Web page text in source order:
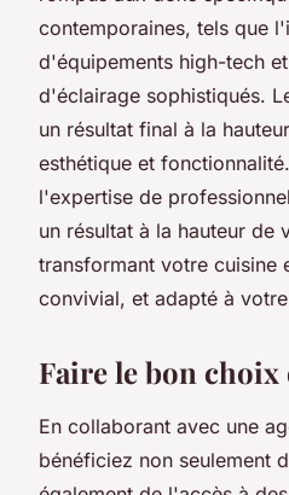
contemporaines, tels que
d'équipements high-tech
d'éclairage sophistiqués.
un résultat final à la
esthétique et
l'expertise de
un résultat à la hauteur de
transformant votre cuisine
convivial, et adapté à
Faire le bon
En collaborant avec une
bénéficiez non seulement